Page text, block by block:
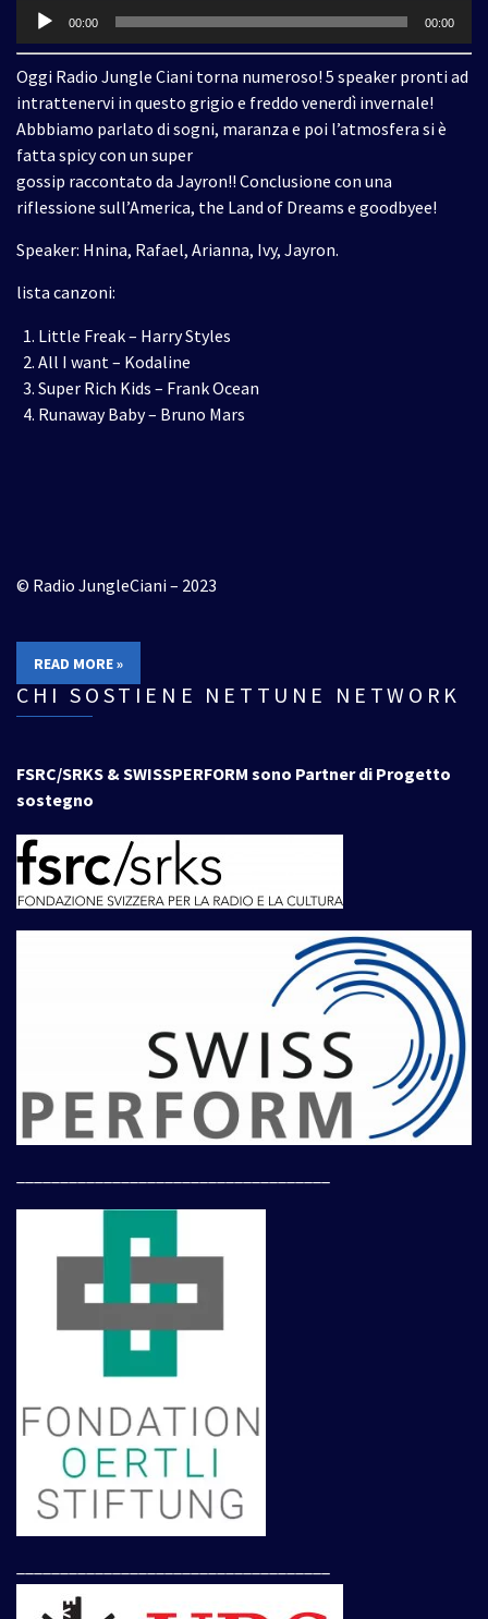
Audio
Player
00:00 00:00
Oggi Radio Jungle Ciani torna numeroso! 5 speaker pronti ad
intrattenervi in questo grigio e freddo venerdì invernale!
Abbbiamo parlato di sogni, maranza e poi l’atmosfera si è
fatta spicy con un super
gossip raccontato da Jayron!! Conclusione con una
riflessione sull’America, the Land of Dreams e goodbyee!
Speaker: Hnina, Rafael, Arianna, Ivy, Jayron.
lista canzoni:
Little Freak – Harry Styles
All I want – Kodaline
Super Rich Kids – Frank Ocean
Runaway Baby – Bruno Mars
© Radio JungleCiani – 2023
READ MORE »
CHI SOSTIENE NETTUNE NETWORK
FSRC/SRKS & SWISSPERFORM sono Partner di Progetto
sostegno